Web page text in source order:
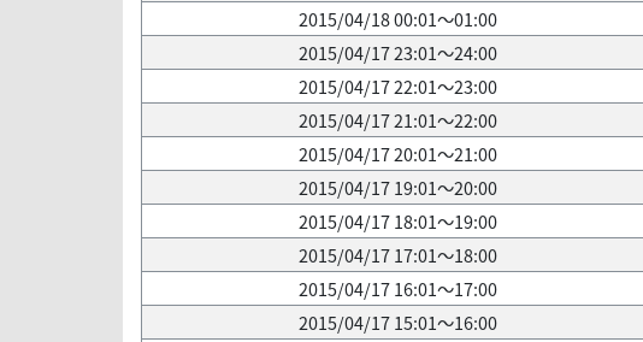
2015/04/18 00:01～01:00
2015/04/17 23:01～24:00
2015/04/17 22:01～23:00
2015/04/17 21:01～22:00
2015/04/17 20:01～21:00
2015/04/17 19:01～20:00
2015/04/17 18:01～19:00
2015/04/17 17:01～18:00
2015/04/17 16:01～17:00
2015/04/17 15:01～16:00